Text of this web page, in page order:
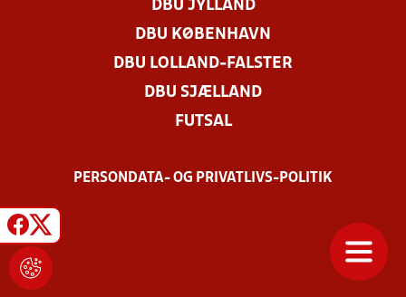
DBU JYLLAND
DBU KØBENHAVN
DBU LOLLAND-FALSTER
DBU SJÆLLAND
FUTSAL
PERSONDATA- OG PRIVATLIVS-POLITIK